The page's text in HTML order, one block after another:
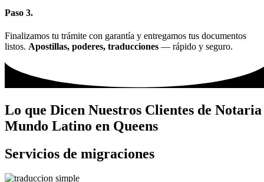
Paso 3.
Finalizamos tu trámite con garantía y entregamos tus documentos
listos. Apostillas, poderes, traducciones — rápido y seguro.
Lo que Dicen Nuestros Clientes de Notaria
Mundo Latino en Queens
Servicios de migraciones